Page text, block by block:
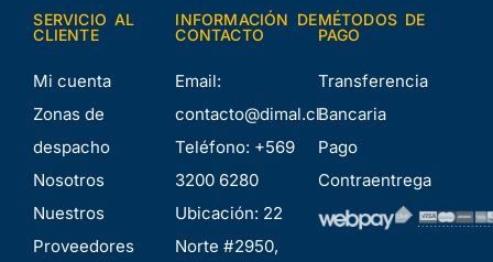
SERVICIO AL
CLIENTE
Mi cuenta
Zonas de
despacho
Nosotros
Nuestros
Proveedores
INFORMACIÓN DE
CONTACTO
Email:
contacto@dimal.cl
Teléfono: +569
3200 6280
Ubicación: 22
Norte #2950,
MÉTODOS DE
PAGO
Transferencia
Bancaria
Pago
Contraentrega